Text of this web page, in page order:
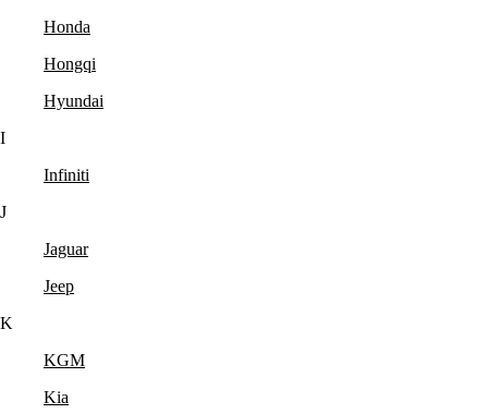
Honda
Hongqi
Hyundai
I
Infiniti
J
Jaguar
Jeep
K
KGM
Kia